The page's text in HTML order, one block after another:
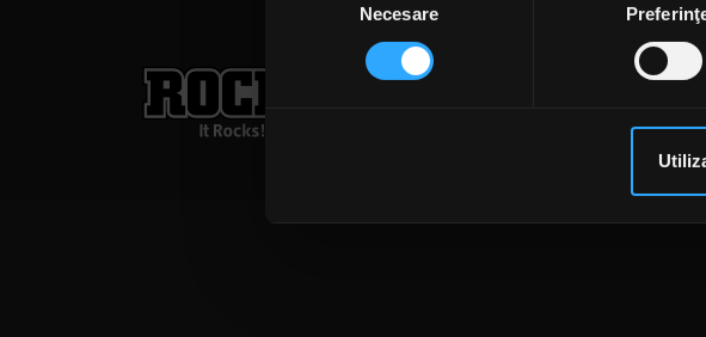
Găsiți mai multe informații despre procesarea
Vă puteți modifica sau retrage oricând acordul
traficul. De asemenea, le oferim partenerilor de
care folosiți site-ul nostru. Aceștia le pot
consimțământului
Necesare
Rock FM – It Rocks!
Despre